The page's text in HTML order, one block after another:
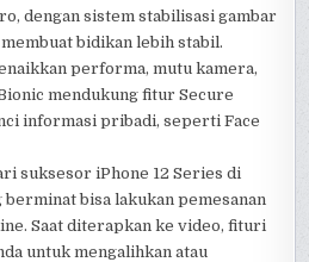
dengan sistem stabilisasi gambar
bidikan lebih stabil.
performa, mutu kamera,
mendukung fitur Secure
informasi pribadi, seperti Face
suksesor iPhone 12 Series di
berminat bisa lakukan pemesanan
Saat diterapkan ke video, fituri
untuk mengalihkan atau